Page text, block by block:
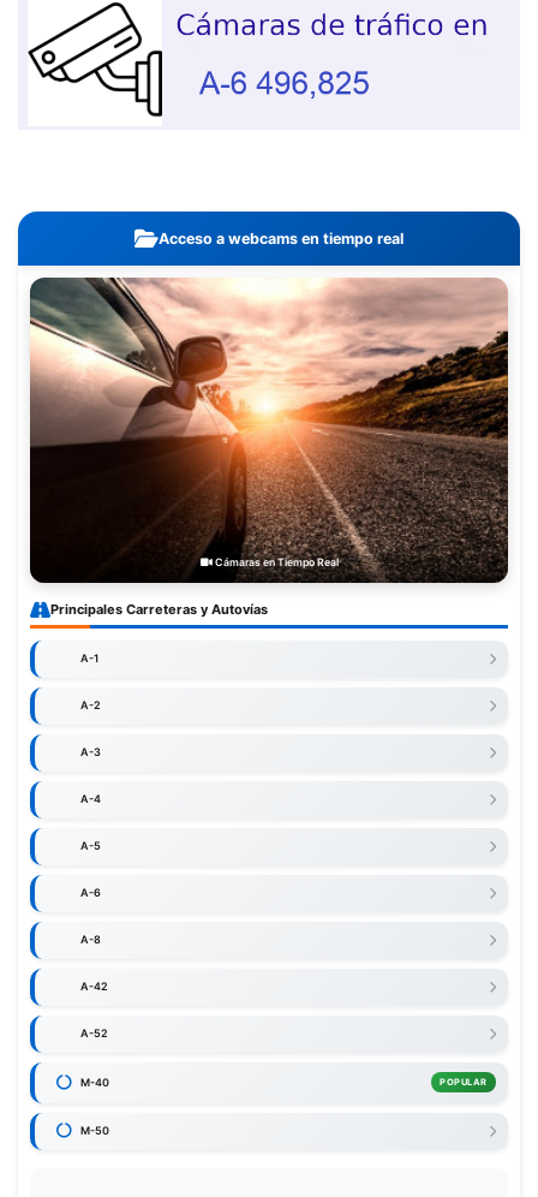
Acceso a webcams en tiempo real
Cámaras en Tiempo Real
Principales Carreteras y Autovías
A-1
A-2
A-3
A-4
A-5
A-6
A-8
A-42
A-52
M-40 POPULAR
M-50